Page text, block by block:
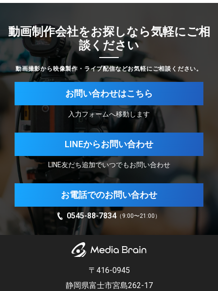
動画制作会社をお探しなら気軽にご相
談ください
動画撮影から映像製作・ライブ配信などお気軽にご相談ください。
お問い合わせはこちら
入力フォームへ移動します
LINEからお問い合わせ
LINE友だち追加でいつでもお問い合わせ
お電話でのお問い合わせ
0545-88-7834（9:00〜21:00）
〒416-0945
静岡県富士市宮島262-17